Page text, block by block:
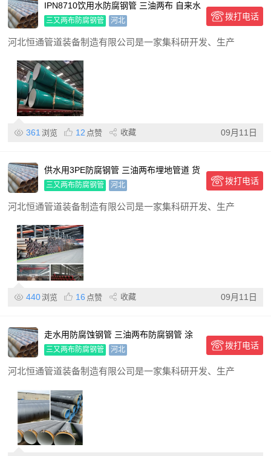
IPN8710饮用水防腐钢管 三油两布 自来水
防腐管道 长期
三又两布防腐钢管 河北 拨打电话
河北恒通管道装备制造有限公司是一家集科研开发、生产
361 浏览 12 点赞 收藏 09月11日
供水用3PE防腐钢管 三油两布埋地管道 货
源充足
三又两布防腐钢管 河北 拨打电话
河北恒通管道装备制造有限公司是一家集科研开发、生产
440浏览 16 点赞 收藏 09月11日
走水用防腐蚀钢管 三油两布防腐钢管 涂
塑管 8710防腐管材
三又两布防腐钢管 河北 拨打电话
河北恒通管道装备制造有限公司是一家集科研开发、生产